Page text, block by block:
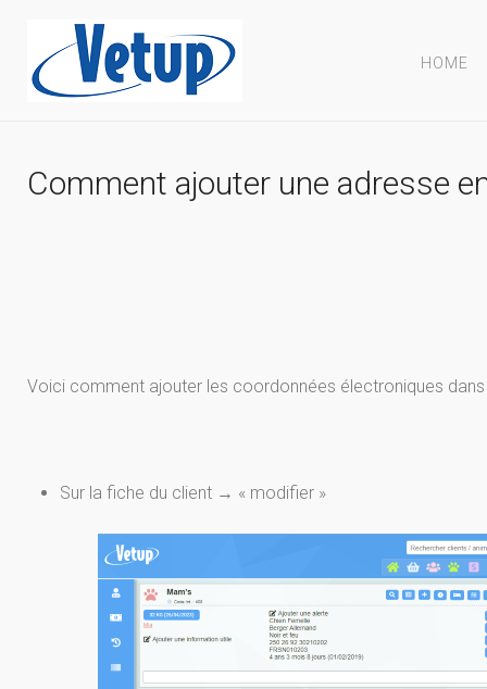
HOME
Comment ajouter une adresse
Voici comment ajouter les coordonnées électroniques dans
Sur la fiche du client → « modifier »